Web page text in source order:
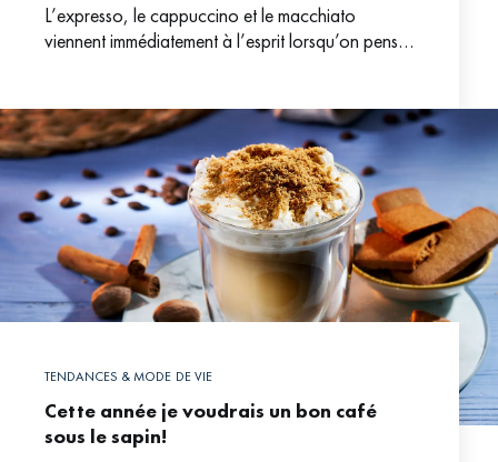
L’expresso, le cappuccino et le macchiato
viennent immédiatement à l’esprit lorsqu’on pense
TENDANCES & MODE DE VIE
Cette année je voudrais un bon café
sous le sapin!